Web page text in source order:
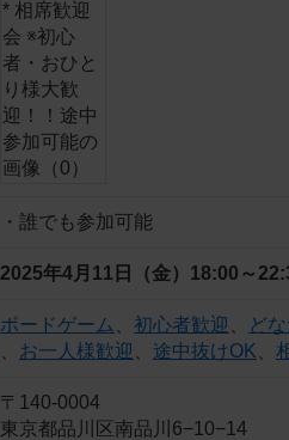
・誰でも参加可能
2025年4月11日（金） 18:00～
ボードゲーム 初心者歓迎 ど
お一人様歓迎 途中抜けOK
〒140-0004
東京都品川区南品川6−10−14